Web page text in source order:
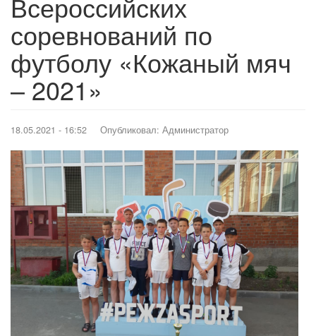
соревнований по
футболу «Кожаный мяч
– 2021»
18.05.2021 - 16:52 Опубликовал: Администратор
Image